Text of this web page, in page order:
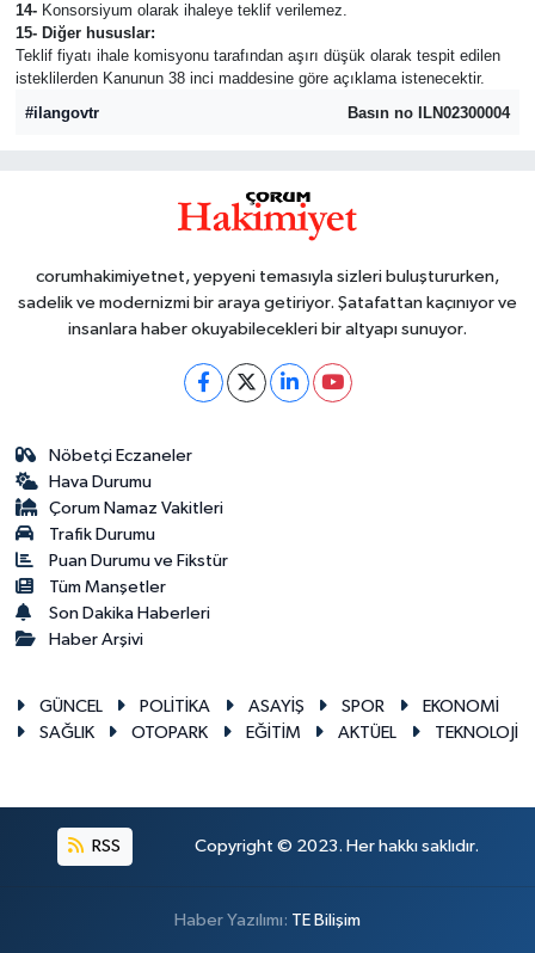
14-Konsorsiyum olarak ihaleye teklif verilemez.
15- Diğer hususlar:
Teklif fiyatı ihale komisyonu tarafından aşırı düşük olarak tespit edilen
isteklilerden Kanunun 38 inci maddesine göre açıklama istenecektir.
#ilangovtr
Basın no ILN02300004
corumhakimiyetnet, yepyeni temasıyla sizleri buluştururken,
sadelik ve modernizmi bir araya getiriyor. Şatafattan kaçınıyor ve
insanlara haber okuyabilecekleri bir altyapı sunuyor.
Nöbetçi Eczaneler
Hava Durumu
Çorum Namaz Vakitleri
Trafik Durumu
Puan Durumu ve Fikstür
Tüm Manşetler
Son Dakika Haberleri
Haber Arşivi
GÜNCEL POLİTİKA ASAYİŞ SPOR
EKONOMİ
SAĞLIK
OTOPARK EĞİTİM AKTÜEL TEKNOLOJİ
RSS Copyright © 2023. Her hakkı saklıdır.
Haber Yazılımı: TE Bilişim